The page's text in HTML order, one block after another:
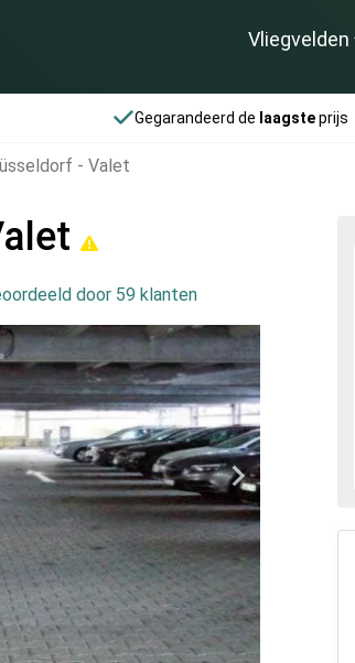
Vliegvelden
Gegarandeerd de laagsteprijs
- Valet
door 59 klanten